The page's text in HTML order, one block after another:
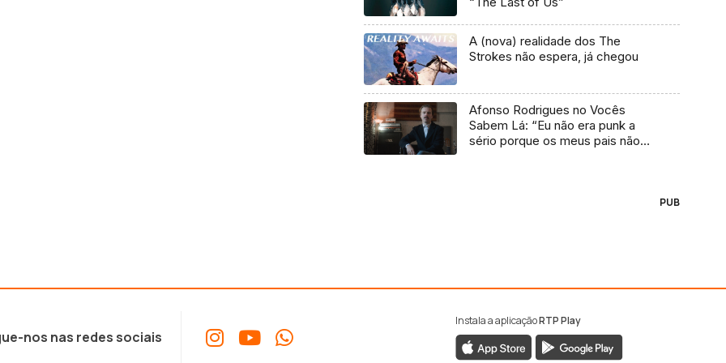
A (nova) realidade dos The
Strokes não espera, já chegou
Afonso Rodrigues no Vocês
Sabem Lá: “Eu não era punk a
sério porque os meus pais não
PUB
nos nas redes sociais
Instala a aplicaçãoRTP Play